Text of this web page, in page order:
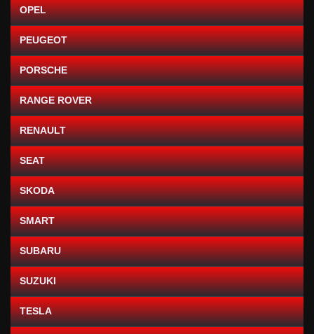
OPEL
PEUGEOT
PORSCHE
RANGE ROVER
RENAULT
SEAT
SKODA
SMART
SUBARU
SUZUKI
TESLA